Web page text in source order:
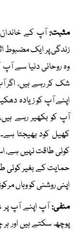
مثبت:آپ کے
زندگی پر ایک مضبوط
وہ روحانی دنیا سے
شک کر رہے ہیں، اگر
اپنے آپ کو زیادہ
آپ کو بکھیر رہے ہیں،
کھیل کود بھیجتا
کوئی طاقت نہیں ہے،
حمایت کے بغیر کوئی
اپنی روشنی کو وہاں
منفی:آپ اپنے آپ پر
پوچھ سکتے ہیں اور